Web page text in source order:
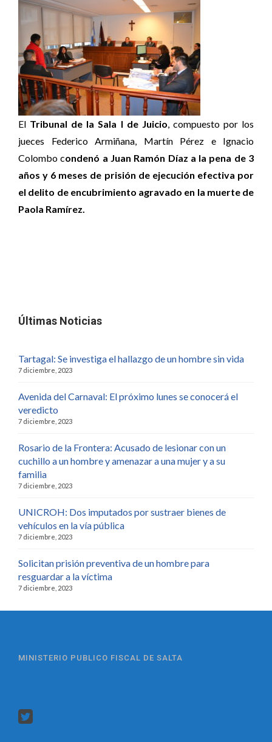
El Tribunal de la Sala I de Juicio, compuesto por los
jueces Federico Armiñana, Martín Pérez e Ignacio
Colombo condenó a Juan Ramón Díaz a la pena de 3
años y 6 meses de prisión de ejecución efectiva por
el delito de encubrimiento agravado en la muerte de
Paola Ramírez.
Últimas Noticias
Tartagal: Se investiga el hallazgo de un hombre sin vida
7 diciembre, 2023
Avenida del Carnaval: El próximo lunes se conocerá el
veredicto
7 diciembre, 2023
Rosario de la Frontera: Acusado de lesionar con un
cuchillo a un hombre y amenazar a una mujer y a su
familia
7 diciembre, 2023
UNICROH: Dos imputados por sustraer bienes de
vehículos en la vía pública
7 diciembre, 2023
Solicitan prisión preventiva de un hombre para
resguardar a la víctima
7 diciembre, 2023
MINISTERIO PUBLICO FISCAL DE SALTA